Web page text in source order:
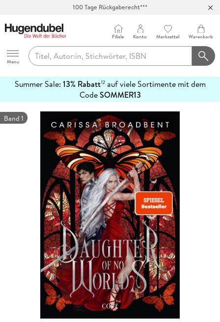
100 Tage Rückgaberecht***
Hugendubel
Menu
Filiale Konto Merkzettel Warenkorb
Summer Sale: 13% Rabatt12auf viele Sortimente mit dem
CodeSOMMER13
erfahren
Band 1